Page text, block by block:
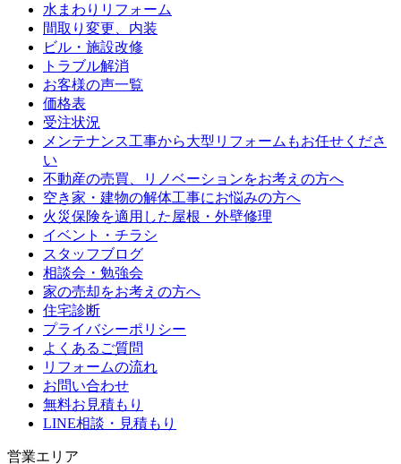
水まわりリフォーム
間取り変更、内装
ビル・施設改修
トラブル解消
お客様の声一覧
価格表
受注状況
メンテナンス工事から大型リフォームもお任せくださ
い
不動産の売買、リノベーションをお考えの方へ
空き家・建物の解体工事にお悩みの方へ
火災保険を適用した屋根・外壁修理
イベント・チラシ
スタッフブログ
相談会・勉強会
家の売却をお考えの方へ
住宅診断
プライバシーポリシー
よくあるご質問
リフォームの流れ
お問い合わせ
無料お見積もり
LINE相談・見積もり
営業エリア